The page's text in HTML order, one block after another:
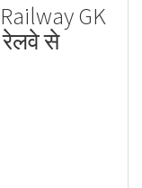
GK
रेलवे से